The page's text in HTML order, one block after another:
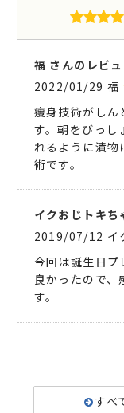
福 さんのレビ
2022/01/29 福
痩身技術がしん
す。朝をびっし
れるように漬物
術です。
イクおじトキち
2019/07/12 イ
今回は誕生日プ
良かったので
す。
すべ